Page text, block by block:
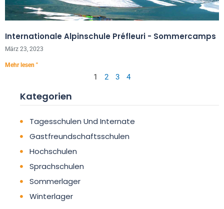
Internationale Alpinschule Préfleuri - Sommercamps
März 23, 2023
Mehr lesen "
1 2 3 4
Kategorien
Tagesschulen Und Internate
Gastfreundschaftsschulen
Hochschulen
Sprachschulen
Sommerlager
Winterlager